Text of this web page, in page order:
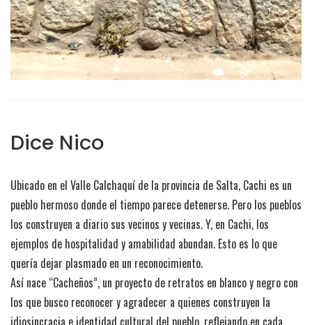
Dice Nico
Ubicado en el Valle Calchaquí de la provincia de Salta, Cachi es un
pueblo hermoso donde el tiempo parece detenerse. Pero los pueblos
los construyen a diario sus vecinos y vecinas. Y, en Cachi, los
ejemplos de hospitalidad y amabilidad abundan. Esto es lo que
quería dejar plasmado en un reconocimiento.
Así nace “Cacheños”, un proyecto de retratos en blanco y negro con
los que busco reconocer y agradecer a quienes construyen la
idiosincracia e identidad cultural del pueblo, reflejando en cada